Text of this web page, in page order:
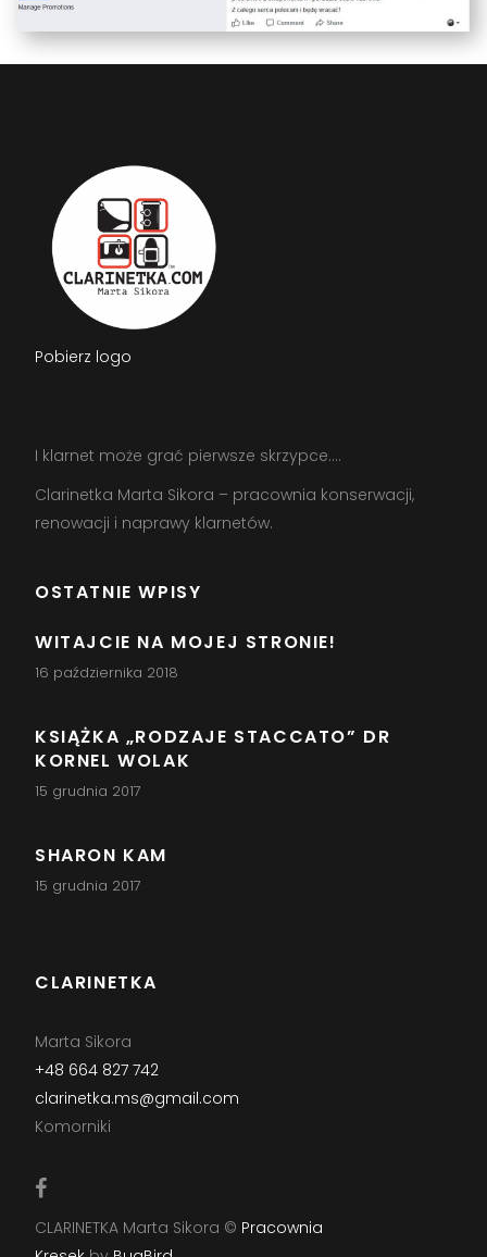
Pobierz logo
I klar­net może grać pier­wsze skrzyp­ce….
Clarinetka Marta Sikora – pracownia konserwacji,
renowacji i naprawy klarnetów.
OSTATNIE WPISY
WITAJCIE NA MOJEJ STRONIE!
16 października 2018
KSIĄŻKA „RODZAJE STACCATO” DR
KORNEL WOLAK
15 grudnia 2017
SHARON KAM
15 grudnia 2017
CLARINETKA
Marta Sikora
+48 664 827 742
clarinetka.ms@gmail.com
Komorniki
CLARINETKA Marta Sikora © Pracownia